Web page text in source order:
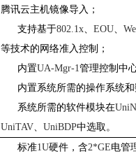
腾讯云主机镜像导入；
支持基于802.1x、EOU、
等技术的网络准入控制；
内置UA-Mgr-1管理控制中
内置系统所需的操作系统和
系统所需的软件模块在
UniTAV、UniBDP中选取。
标准1U硬件，含2*GE电管